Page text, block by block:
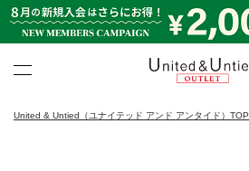
United & Untied（ユナイテッド アンド アンタイド）TOP